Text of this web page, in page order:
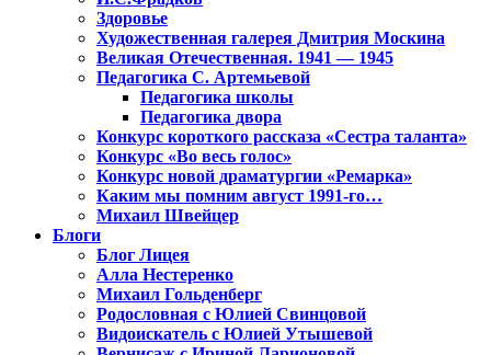
Здоровье
Художественная галерея Дмитрия Москина
Великая Отечественная. 1941 — 1945
Педагогика С. Артемьевой
Педагогика школы
Педагогика двора
Конкурс короткого рассказа «Сестра таланта»
Конкурс «Во весь голос»
Конкурс новой драматургии «Ремарка»
Каким мы помним август 1991-го…
Михаил Швейцер
Блоги
Блог Лицея
Алла Нестеренко
Михаил Гольденберг
Родословная с Юлией Свинцовой
Видоискатель с Юлией Утышевой